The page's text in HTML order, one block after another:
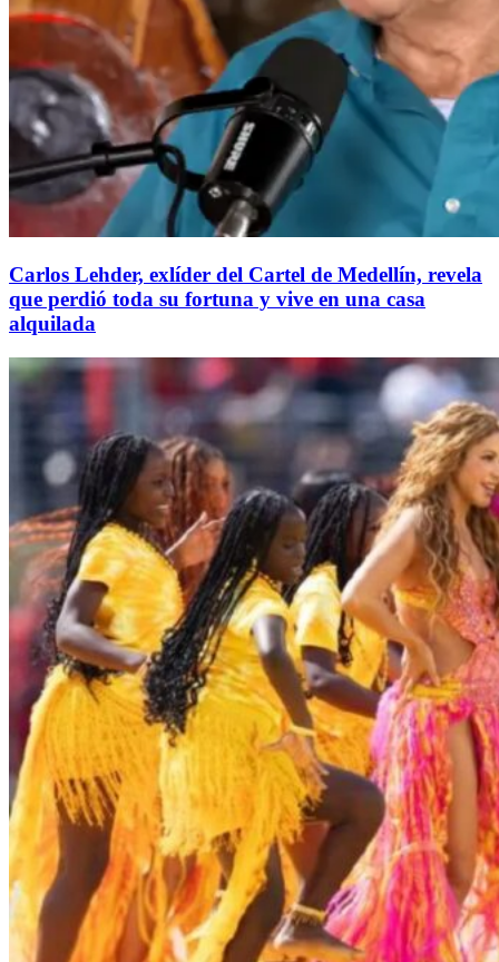
Carlos Lehder, exlíder del Cartel de Medellín, revela
que perdió toda su fortuna y vive en una casa
alquilada